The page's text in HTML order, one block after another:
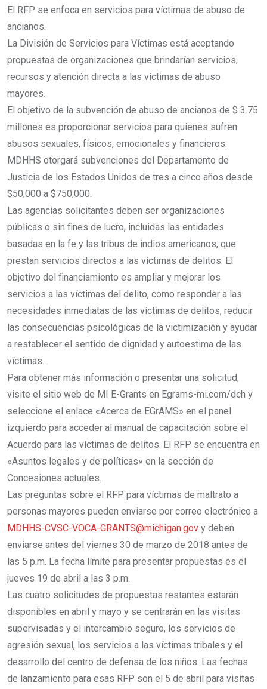
El RFP se enfoca en servicios para víctimas de abuso de
ancianos.
La División de Servicios para Víctimas está aceptando
propuestas de organizaciones que brindarían servicios,
recursos y atención directa a las víctimas de abuso
mayores.
El objetivo de la subvención de abuso de ancianos de $ 3.75
millones es proporcionar servicios para quienes sufren
abusos sexuales, físicos, emocionales y financieros.
MDHHS otorgará subvenciones del Departamento de
Justicia de los Estados Unidos de tres a cinco años desde
$50,000 a $750,000.
Las agencias solicitantes deben ser organizaciones
públicas o sin fines de lucro, incluidas las entidades
basadas en la fe y las tribus de indios americanos, que
prestan servicios directos a las víctimas de delitos. El
objetivo del financiamiento es ampliar y mejorar los
servicios a las víctimas del delito, como responder a las
necesidades inmediatas de las víctimas de delitos, reducir
las consecuencias psicológicas de la victimización y ayudar
a restablecer el sentido de dignidad y autoestima de las
víctimas.
Para obtener más información o presentar una solicitud,
visite el sitio web de MI E-Grants en Egrams-mi.com/dch y
seleccione el enlace «Acerca de EGrAMS» en el panel
izquierdo para acceder al manual de capacitación sobre el
Acuerdo para las víctimas de delitos. El RFP se encuentra en
«Asuntos legales y de políticas» en la sección de
Concesiones actuales.
Las preguntas sobre el RFP para víctimas de maltrato a
personas mayores pueden enviarse por correo electrónico a
MDHHS-CVSC-VOCA-GRANTS@michigan.gov y deben
enviarse antes del viernes 30 de marzo de 2018 antes de
las 5 p.m. La fecha límite para presentar propuestas es el
jueves 19 de abril a las 3 p.m.
Las cuatro solicitudes de propuestas restantes estarán
disponibles en abril y mayo y se centrarán en las visitas
supervisadas y el intercambio seguro, los servicios de
agresión sexual, los servicios a las víctimas tribales y el
desarrollo del centro de defensa de los niños. Las fechas
de lanzamiento para esas RFP son el 5 de abril para visitas